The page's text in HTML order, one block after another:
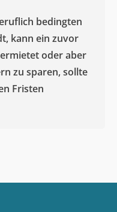
bedingten
kann ein zuvor
oder aber
zu sparen, sollte
Fristen